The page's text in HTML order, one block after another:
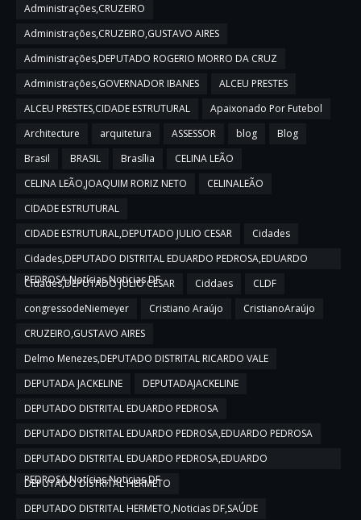
Administrações,CRUZEIRO
Administrações,CRUZEIRO,GUSTAVO AIRES
Administrações,DEPUTADO ROGERIO MORRO DA CRUZ
Administrações,GOVERNADOR IBANES
ALCEU PRESTES
ALCEU PRESTES,CIDADE ESTRUTURAL
Apaixonado Por Futebol
Architecture
arquitetura ASSESSOR blog
Blog
Brasil
BRASIL Brasília
CELINA LEÃO
CELINA LEÃO,JOAQUIM RORIZ NETO
CELINALEÃO
CIDADE ESTRUTURAL
CIDADE ESTRUTURAL,DEPUTADO JULIO CESAR
Cidades
Cidades,DEPUTADO DISTRITAL EDUARDO PEDROSA,EDUARDO
PEDROSA,Notícias,Noticias DF
Cidades,DEPUTADO JULIO CESAR Ciddaes
CLDF
congressodeNiemeyer
Cristiano Araújo
CristianoAraújo
CRUZEIRO,GUSTAVO AIRES
Delmo Menezes,DEPUTADO DISTRITAL RICARDO VALE
DEPUTADA JACKELINE
DEPUTADAJACKELINE
DEPUTADO DISTRITAL EDUARDO PEDROSA
DEPUTADO DISTRITAL EDUARDO PEDROSA,EDUARDO PEDROSA
DEPUTADO DISTRITAL EDUARDO PEDROSA,EDUARDO
PEDROSA,Notícias,Noticias DF
DEPUTADO DISTRITAL HERMETO
DEPUTADO DISTRITAL HERMETO,Noticias DF,SAÚDE